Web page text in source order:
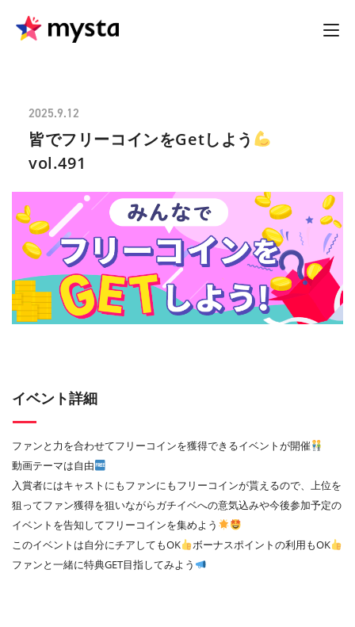
2025.9.12
皆でフリーコインをGetしよう
vol.491
イベント詳細
ファンと力を合わせてフリーコインを獲得できるイベントが開催
動画テーマは自由
入賞者にはキャストにもファンにもフリーコインが貰えるので、上位を
狙ってファン獲得を狙いながらガチイベへの意気込みや今後参加予定の
イベントを告知してフリーコインを集めよう
このイベントは自分にチアしてもOK
ボーナスポイントの利用もOK
ファンと一緒に特典GET目指してみよう